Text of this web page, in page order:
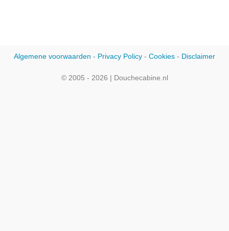
Algemene voorwaarden - Privacy Policy - Cookies - Disclaimer
© 2005 - 2026 | Douchecabine.nl